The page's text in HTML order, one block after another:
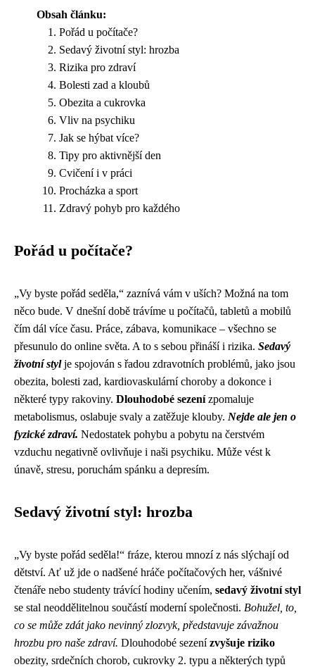
Obsah článku:
Pořád u počítače?
Sedavý životní styl: hrozba
Rizika pro zdraví
Bolesti zad a kloubů
Obezita a cukrovka
Vliv na psychiku
Jak se hýbat více?
Tipy pro aktivnější den
Cvičení i v práci
Procházka a sport
Zdravý pohyb pro každého
Pořád u počítače?
„Vy byste pořád seděla,“ zaznívá vám v uších? Možná na tom
něco bude. V dnešní době trávíme u počítačů, tabletů a mobilů
čím dál více času. Práce, zábava, komunikace – všechno se
přesunulo do online světa. A to s sebou přináší i rizika. Sedavý
životní stylje spojován s řadou zdravotních problémů, jako jsou
obezita, bolesti zad, kardiovaskulární choroby a dokonce i
některé typy rakoviny. Dlouhodobé sezenízpomaluje
metabolismus, oslabuje svaly a zatěžuje klouby. Nejde ale jen o
fyzické zdraví. Nedostatek pohybu a pobytu na čerstvém
vzduchu negativně ovlivňuje i naši psychiku. Může vést k
únavě, stresu, poruchám spánku a depresím.
Sedavý životní styl: hrozba
„Vy byste pořád seděla!“ fráze, kterou mnozí z nás slýchají od
dětství. Ať už jde o nadšené hráče počítačových her, vášnivé
čtenáře nebo studenty trávící hodiny učením, sedavý životní styl
se stal neoddělitelnou součástí moderní společnosti. Bohužel, to,
co se může zdát jako nevinný zlozvyk, představuje závažnou
hrozbu pro naše zdraví. Dlouhodobé sezenízvyšuje riziko
obezity, srdečních chorob, cukrovky 2. typu a některých typů